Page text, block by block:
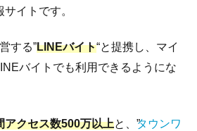
イトです。
する”LINEバイト“と提携し、マイ
バイトでも利用できるようにな
アクセス数500万以上と、”タウンワ